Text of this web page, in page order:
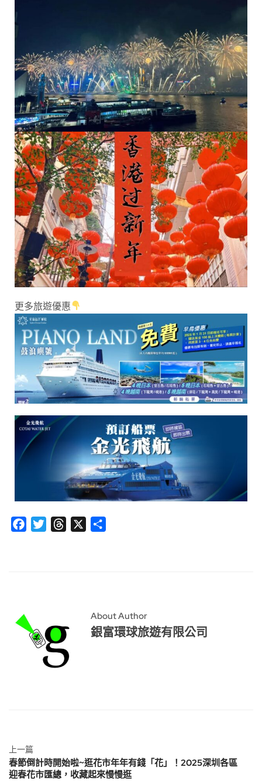
更多旅遊優惠
FacebookTwitterThreads
About Author
銀富環球旅遊有限公司
上一篇
春節倒計時開始啦~逛花市年年有錢「花」！2025深圳各區
迎春花市匯總，收藏起來慢慢逛